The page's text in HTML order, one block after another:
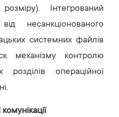
Інтегрований
несанкціонованого
системних файлів
механізму контролю
розділів операційної